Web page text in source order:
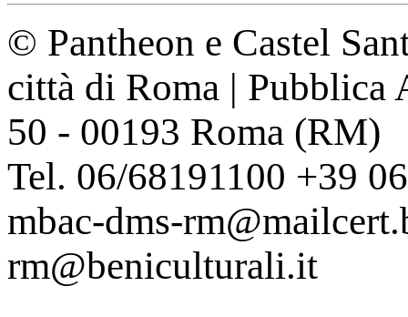
© Pantheon e Castel
città di Roma | Pubblica
50 - 00193 Roma (RM)
Tel. 06/68191100 +39
mbac-dms-
rm@beniculturali.it